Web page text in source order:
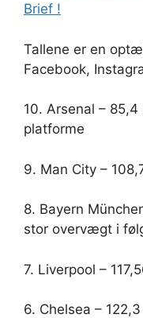
Brief !
Tallene er en
Facebook,
10. Arsenal –
platforme
9. Man City –
8. Bayern
stor overvægt i
7. Liverpool –
6. Chelsea –